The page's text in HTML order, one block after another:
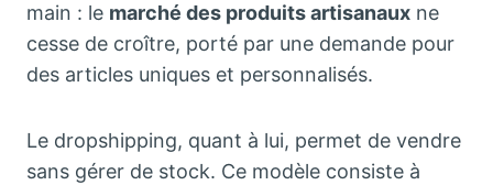
main : le marché des produits artisanaux ne
cesse de croître, porté par une demande pour
des articles uniques et personnalisés.
Le dropshipping, quant à lui, permet de vendre
sans gérer de stock. Ce modèle consiste à